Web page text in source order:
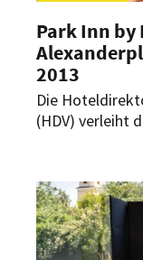
Park Inn by
2013
Die
(HDV) verleiht
wird
erneut
Alexanderplatz